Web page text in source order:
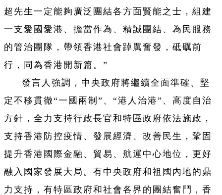
超先生一定能夠廣泛團結各方面賢能之士，組建
一支愛國愛港、擔當作為、精誠團結、為民服務
的管治團隊，帶領香港社會踔厲奮發，砥礪前
行，同為香港開新篇。”
發言人強調，中央政府將繼續全面準確、堅
定不移貫徹“一國兩制”、“港人治港”、高度自治
方針，全力支持行政長官和特區政府依法施政，
支持香港防控疫情、發展經濟、改善民生，鞏固
提升香港國際金融、貿易、航運中心地位，更好
融入國家發展大局。有中央政府和祖國內地的鼎
力支持，有特區政府和社會各界的團結奮鬥，香